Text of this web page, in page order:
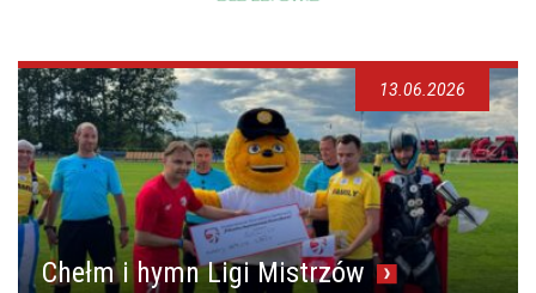
Chełm i hymn Ligi Mistrzów
13.06.2026